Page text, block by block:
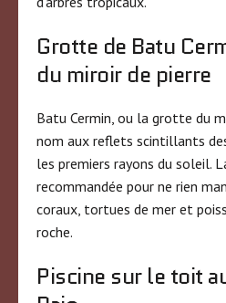
Grotte de Batu
du miroir de pierre
Batu Cermin, ou la grotte du
nom aux reflets scintillants
les premiers rayons du soleil.
recommandée pour ne rien
coraux, tortues de mer et
roche.
Piscine sur le toit